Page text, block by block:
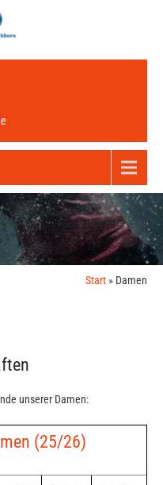
Start » Damen
unserer Damen:
(25/26)